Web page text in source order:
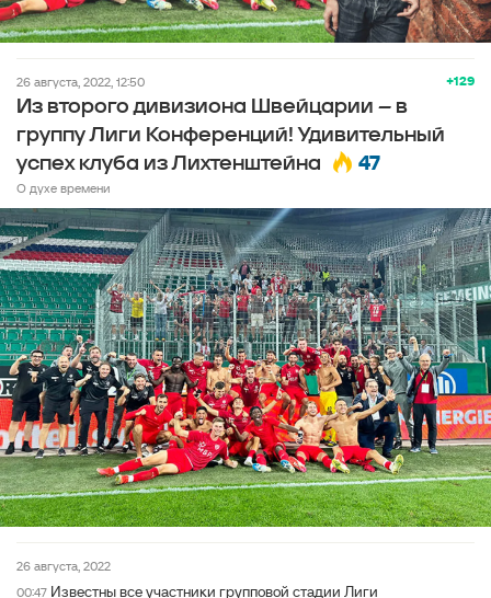
+129
26 августа, 2022, 12:50
Из второго дивизиона Швейцарии – в
группу Лиги Конференций! Удивительный
успех клуба из Лихтенштейна
47
О духе времени
26 августа, 2022
00:47 Известны все участники групповой стадии Лиги